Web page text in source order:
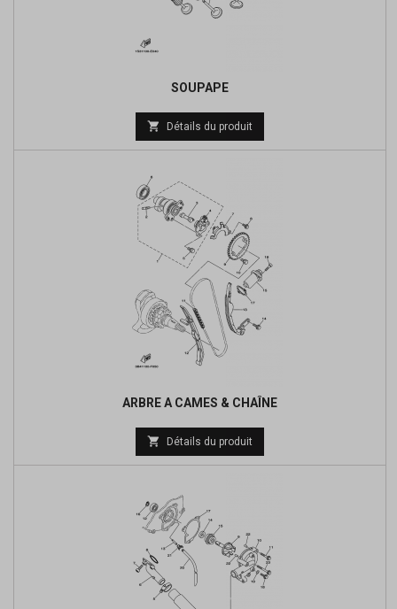
SOUPAPE
Prix
de
 Détails du produit
ARBRE A CAMES & CHAÎNE
Prix
de
 Détails du produit